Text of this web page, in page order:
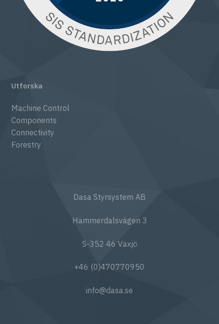
Utforska
Machine Control
Components
Connectivity
Forestry
Dasa Styrsystem AB
Hammerdalsvägen 3
S-352 46 Växjö
+46 (0)470770950
info@dasa.se